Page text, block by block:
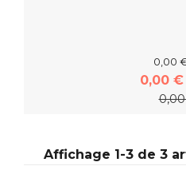
En
0,00
0,00 €
Affichage 1-3 de 3